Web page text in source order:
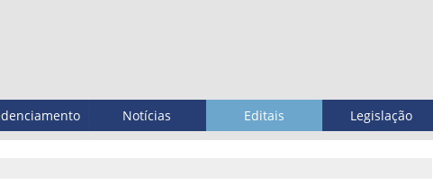
Notícias Editais Legislação